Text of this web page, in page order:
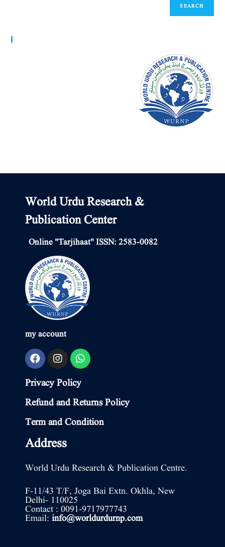
SEARCH
World Urdu Research &
Publication Center
Online "Tarjihaat" ISSN: 2583-0082
my account
Privacy Policy
Refund and Returns Policy
Term and Condition
Address
World Urdu Research & Publication Centre.
F-11/43 T/F, Joga Bai Extn. Okhla, New
Delhi- 110025
Contact : 0091-9717977743
Email: info@worldurdurnp.com